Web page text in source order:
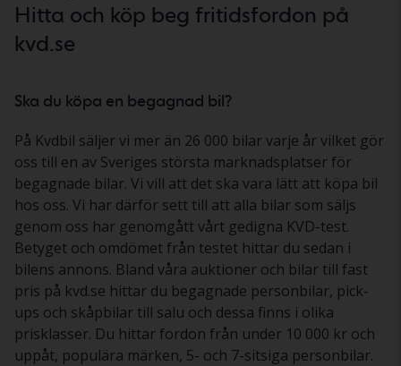
Hitta och köp beg fritidsfordon på
kvd.se
Ska du köpa en begagnad bil?
På Kvdbil säljer vi mer än 26 000 bilar varje år vilket gör
oss till en av Sveriges största marknadsplatser för
begagnade bilar. Vi vill att det ska vara lätt att köpa bil
hos oss. Vi har därför sett till att alla bilar som säljs
genom oss har genomgått vårt gedigna KVD-test.
Betyget och omdömet från testet hittar du sedan i
bilens annons. Bland våra auktioner och bilar till fast
pris på kvd.se hittar du begagnade personbilar, pick-
ups och skåpbilar till salu och dessa finns i olika
prisklasser. Du hittar fordon från under 10 000 kr och
uppåt, populära märken, 5- och 7-sitsiga personbilar.